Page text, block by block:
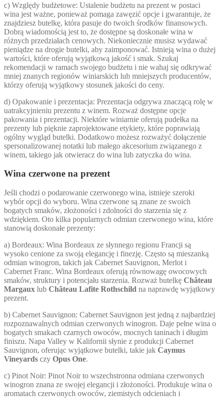
c) Względy budżetowe: Ustalenie budżetu na prezent w postaci
wina jest ważne, ponieważ pomaga zawęzić opcje i gwarantuje, że
znajdziesz butelkę, która pasuje do twoich środków finansowych.
Dobrą wiadomością jest to, że dostępne są doskonałe wina w
różnych przedziałach cenowych. Niekoniecznie musisz wydawać
pieniądze na drogie butelki, aby zaimponować. Istnieją wina o dużej
wartości, które oferują wyjątkową jakość i smak. Szukaj
rekomendacji w ramach swojego budżetu i nie wahaj się odkrywać
mniej znanych regionów winiarskich lub mniejszych producentów,
którzy oferują wyjątkowy stosunek jakości do ceny.
d) Opakowanie i prezentacja: Prezentacja odgrywa znaczącą rolę w
uatrakcyjnieniu prezentu z winem. Rozważ dostępne opcje
pakowania i prezentacji. Niektóre winiarnie oferują pudełka na
prezenty lub pięknie zaprojektowane etykiety, które poprawiają
ogólny wygląd butelki. Dodatkowo możesz rozważyć dołączenie
spersonalizowanej notatki lub małego akcesorium związanego z
winem, takiego jak otwieracz do wina lub zatyczka do wina.
Wina czerwone na prezent
Jeśli chodzi o podarowanie czerwonego wina, istnieje szeroki
wybór opcji do wyboru. Wina czerwone są znane ze swoich
bogatych smaków, złożoności i zdolności do starzenia się z
wdziękiem. Oto kilka popularnych odmian czerwonego wina, które
stanowią doskonałe prezenty:
a) Bordeaux: Wina Bordeaux ze słynnego regionu Francji są
wysoko cenione za swoją elegancję i finezję. Często są mieszanką
odmian winogron, takich jak Cabernet Sauvignon, Merlot i
Cabernet Franc. Wina Bordeaux oferują równowagę owocowych
smaków, struktury i potencjału starzenia. Rozważ butelkę Château
Margaux lub Château Lafite Rothschild na naprawdę wyjątkowy
prezent.
b) Cabernet Sauvignon: Cabernet Sauvignon jest jedną z najbardziej
rozpoznawalnych odmian czerwonych winogron. Daje pełne wina o
bogatych smakach czarnych owoców, mocnych taninach i długim
finiszu. Napa Valley w Kalifornii słynie z produkcji Cabernet
Sauvignon, oferując wyjątkowe butelki, takie jak Caymus
Vineyards czy Opus One.
c) Pinot Noir: Pinot Noir to wszechstronna odmiana czerwonych
winogron znana ze swojej elegancji i złożoności. Produkuje wina o
aromatach czerwonych owoców, ziemistych odcieniach i